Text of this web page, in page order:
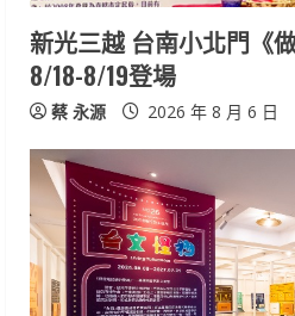
新光三越 台南小北門《
8/18-8/19登場
蔡 永源 2026 年 8 月 6 日